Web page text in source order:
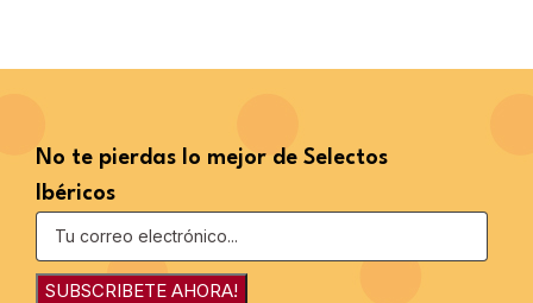
No te pierdas lo mejor de Selectos
Ibéricos
SUBSCRIBETE AHORA!